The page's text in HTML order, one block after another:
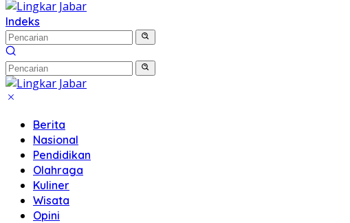
Indeks
Berita
Nasional
Pendidikan
Olahraga
Kuliner
Wisata
Opini